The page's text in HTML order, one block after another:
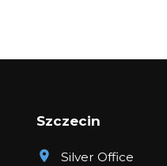
Szczecin
Silver Office